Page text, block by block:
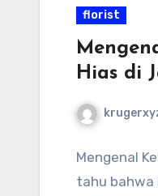
florist
Hias di
Mengenal
tahu bahwa